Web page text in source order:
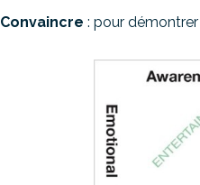
Convaincre : pour démontrer